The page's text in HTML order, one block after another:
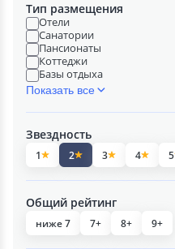
Тип размещения
Отели
Санатории
Пансионаты
Коттеджи
Базы отдыха
Показать все
Звездность
1 2 3 4 5
Общий рейтинг
ниже 7 7+ 8+ 9+